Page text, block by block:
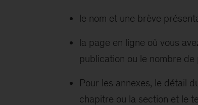
le nom et une brève
la page en ligne où vous
publication ou le nombre
Pour les annexes, le détail
chapitre ou la section et le